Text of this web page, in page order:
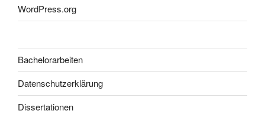
WordPress.org
Bachelorarbeiten
Datenschutzerklärung
Dissertationen